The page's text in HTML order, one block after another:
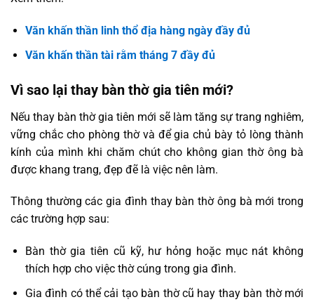
Văn khấn thần linh thổ địa hàng ngày đầy đủ
Văn khấn thần tài rằm tháng 7 đầy đủ
Vì sao lại thay bàn thờ gia tiên mới?
Nếu thay bàn thờ gia tiên mới sẽ làm tăng sự trang nghiêm,
vững chắc cho phòng thờ và để gia chủ bày tỏ lòng thành
kính của mình khi chăm chút cho không gian thờ ông bà
được khang trang, đẹp đẽ là việc nên làm.
Thông thường các gia đình thay bàn thờ ông bà mới trong
các trường hợp sau:
Bàn thờ gia tiên cũ kỹ, hư hỏng hoặc mục nát không
thích hợp cho việc thờ cúng trong gia đình.
Gia đình có thể cải tạo bàn thờ cũ hay thay bàn thờ mới